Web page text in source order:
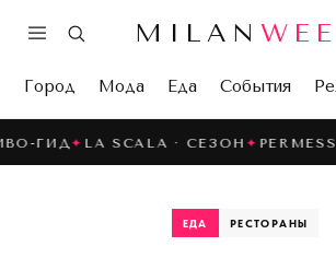
MILAN
Город Мода Еда События
✦LA SCALA · СЕЗОН✦PERMESSO
ЕДА РЕСТОРАНЫ